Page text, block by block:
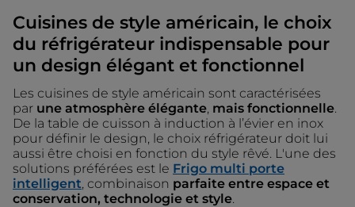
Cuisines de style américain, le choix
du réfrigérateur indispensable pour
un design élégant et fonctionnel
Les cuisines de style américain sont caractérisées
par une atmosphère élégante mais fonctionnelle.
De la table de cuisson à induction à l’évier en inox
pour définir le design, le choix réfrigérateur doit lui
aussi être choisi en fonction du style rêvé. L'une des
solutions préférées est le Frigo multi porte
intelligent , combinaison parfaite entre espace et
conservation, technologie et style.